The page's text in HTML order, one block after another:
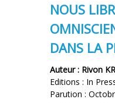
NOUS
DANS LA
Auteur : Rivon
Editions : In
Parution :